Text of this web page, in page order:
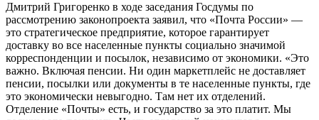
Дмитрий Григоренко в ходе заседания Госдумы по
рассмотрению законопроекта заявил, что «Почта России» —
это стратегическое предприятие, которое гарантирует
доставку во все населенные пункты социально значимой
корреспонденции и посылок, независимо от экономики. «Это
важно. Включая пенсии. Ни один маркетплейс не доставляет
пенсии, посылки или документы в те населенные пункты, где
это экономически невыгодно. Там нет их отделений.
Отделение «Почты» есть, и государство за это платит. Мы